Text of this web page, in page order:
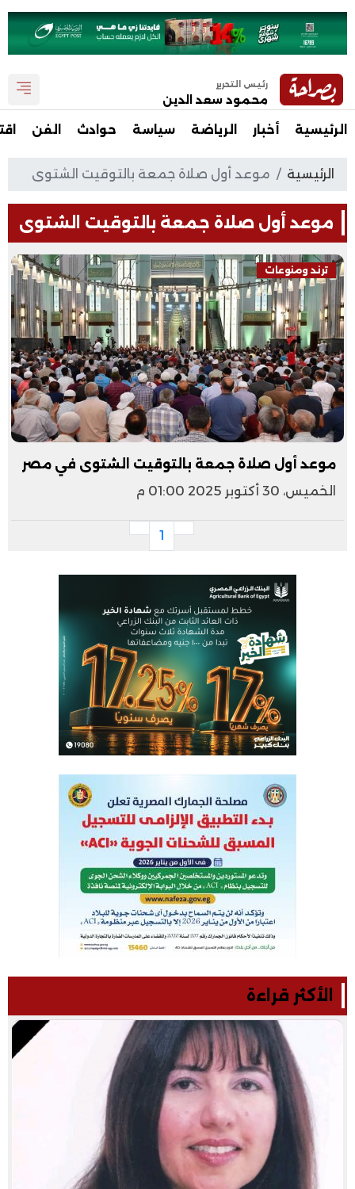
رئيس التحرير
محمود سعد الدين
الرئيسية أخبار الرياضة سياسة حوادث الفن
الرئيسية موعد أول صلاة جمعة بالتوقيت الشتوى
موعد أول صلاة جمعة بالتوقيت الشتوى
ترند ومنوعات
موعد أول صلاة جمعة بالتوقيت الشتوى في مصر
الخميس، 30 أكتوبر 2025 01:00 م
1
الأكثر قراءة